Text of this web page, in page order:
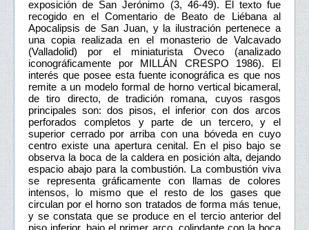
exposición de San Jerónimo (3, 46-49). El texto fue
recogido en el Comentario de Beato de Liébana al
Apocalipsis de San Juan, y la ilustración pertenece a
una copia realizada en el monasterio de Valcavado
(Valladolid) por el miniaturista Oveco (analizado
iconográficamente por MILLÁN CRESPO 1986). El
interés que posee esta fuente iconográfica es que nos
remite a un modelo formal de horno vertical bicameral,
de tiro directo, de tradición romana, cuyos rasgos
principales son: dos pisos, el inferior con dos arcos
perforados completos y parte de un tercero, y el
superior cerrado por arriba con una bóveda en cuyo
centro existe una apertura cenital. En el piso bajo se
observa la boca de la caldera en posición alta, dejando
espacio abajo para la combustión. La combustión viva
se representa gráficamente con llamas de colores
intensos, lo mismo que el resto de los gases que
circulan por el horno son tratados de forma más tenue,
y se constata que se produce en el tercio anterior del